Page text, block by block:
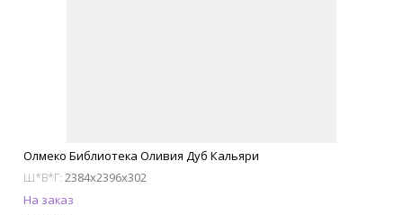
Олмеко Библиотека Оливия Дуб Кальяри
Ш*В*Г: 2384x2396x302
На заказ